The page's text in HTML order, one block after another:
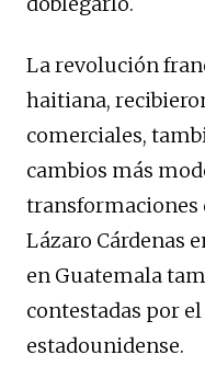
La revolución
haitiana,
comerciales,
cambios más
transformaciones
Lázaro Cárdenas
en Guatemala
contestadas por
estadounidense.